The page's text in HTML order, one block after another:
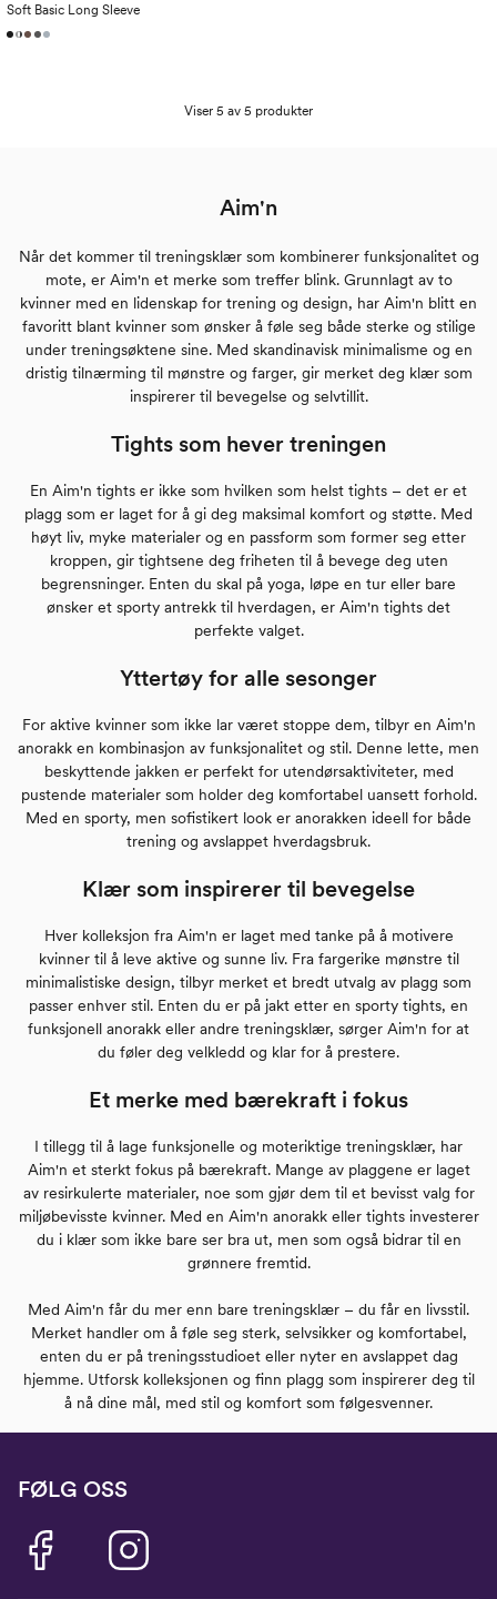
Soft Basic Long Sleeve
Viser 5 av 5 produkter
Aim'n
Når det kommer til treningsklær som kombinerer funksjonalitet og
mote, er Aim'n et merke som treffer blink. Grunnlagt av to
kvinner med en lidenskap for trening og design, har Aim'n blitt en
favoritt blant kvinner som ønsker å føle seg både sterke og stilige
under treningsøktene sine. Med skandinavisk minimalisme og en
dristig tilnærming til mønstre og farger, gir merket deg klær som
inspirerer til bevegelse og selvtillit.
Tights som hever treningen
En Aim'n tights er ikke som hvilken som helst tights – det er et
plagg som er laget for å gi deg maksimal komfort og støtte. Med
høyt liv, myke materialer og en passform som former seg etter
kroppen, gir tightsene deg friheten til å bevege deg uten
begrensninger. Enten du skal på yoga, løpe en tur eller bare
ønsker et sporty antrekk til hverdagen, er Aim'n tights det
perfekte valget.
Yttertøy for alle sesonger
For aktive kvinner som ikke lar været stoppe dem, tilbyr en Aim'n
anorakk en kombinasjon av funksjonalitet og stil. Denne lette, men
beskyttende jakken er perfekt for utendørsaktiviteter, med
pustende materialer som holder deg komfortabel uansett forhold.
Med en sporty, men sofistikert look er anorakken ideell for både
trening og avslappet hverdagsbruk.
Klær som inspirerer til bevegelse
Hver kolleksjon fra Aim'n er laget med tanke på å motivere
kvinner til å leve aktive og sunne liv. Fra fargerike mønstre til
minimalistiske design, tilbyr merket et bredt utvalg av plagg som
passer enhver stil. Enten du er på jakt etter en sporty tights, en
funksjonell anorakk eller andre treningsklær, sørger Aim'n for at
du føler deg velkledd og klar for å prestere.
Et merke med bærekraft i fokus
I tillegg til å lage funksjonelle og moteriktige treningsklær, har
Aim'n et sterkt fokus på bærekraft. Mange av plaggene er laget
av resirkulerte materialer, noe som gjør dem til et bevisst valg for
miljøbevisste kvinner. Med en Aim'n anorakk eller tights investerer
du i klær som ikke bare ser bra ut, men som også bidrar til en
grønnere fremtid.
Med Aim'n får du mer enn bare treningsklær – du får en livsstil.
Merket handler om å føle seg sterk, selvsikker og komfortabel,
enten du er på treningsstudioet eller nyter en avslappet dag
hjemme. Utforsk kolleksjonen og finn plagg som inspirerer deg til
å nå dine mål, med stil og komfort som følgesvenner.
FØLG OSS